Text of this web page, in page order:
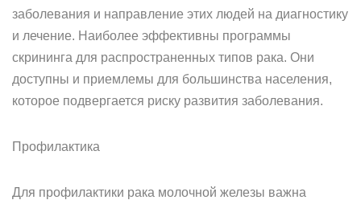
заболевания и направление этих людей на диагностику
и лечение. Наиболее эффективны программы
скрининга для распространенных типов рака. Они
доступны и приемлемы для большинства населения,
которое подвергается риску развития заболевания.
Профилактика
Для профилактики рака молочной железы важна